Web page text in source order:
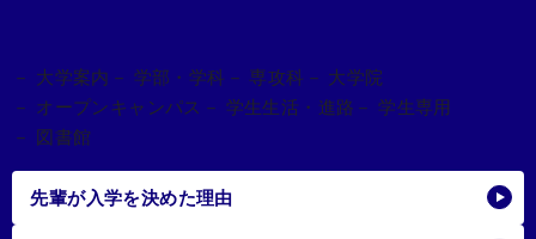
－ 大学案内 － 学部・学科 － 専攻科 － 大学院
－ オープンキャンパス － 学生生活・進路 － 学生専用
－ 図書館
先輩が入学を決めた理由